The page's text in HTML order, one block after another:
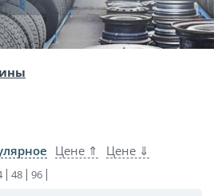
Цене ⇑
Цене ⇓
48 96